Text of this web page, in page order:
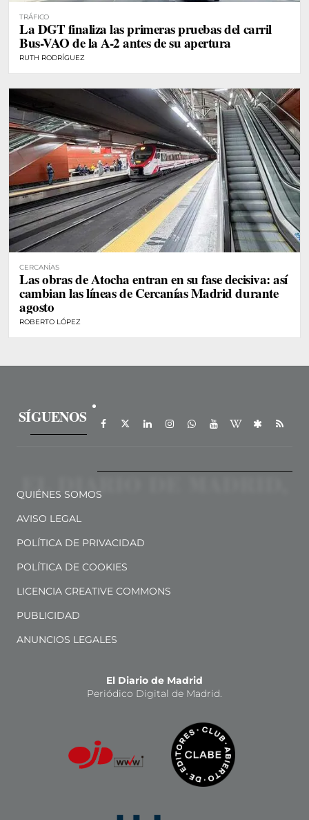
TRÁFICO
La DGT finaliza las primeras pruebas del carril
Bus-VAO de la A-2 antes de su apertura
RUTH RODRÍGUEZ
CERCANÍAS
Las obras de Atocha entran en su fase decisiva: así
cambian las líneas de Cercanías Madrid durante
agosto
ROBERTO LÓPEZ
SÍGUENOS
QUIÉNES SOMOS
AVISO LEGAL
POLÍTICA DE PRIVACIDAD
POLÍTICA DE COOKIES
LICENCIA CREATIVE COMMONS
PUBLICIDAD
ANUNCIOS LEGALES
El Diario de Madrid
Periódico Digital de Madrid.